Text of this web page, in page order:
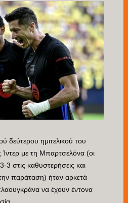
δεύτερου ημιτελικού του
με τη Μπαρτσελόνα (οι
3 στις καθυστερήσεις και
παράταση) ήταν αρκετά
να έχουν έντονα